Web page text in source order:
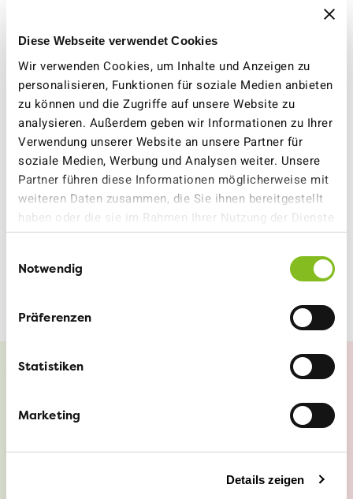
Diese Webseite verwendet Cookies
Wir verwenden Cookies, um Inhalte und Anzeigen zu
personalisieren, Funktionen für soziale Medien anbieten
zu können und die Zugriffe auf unsere Website zu
analysieren. Außerdem geben wir Informationen zu Ihrer
Verwendung unserer Website an unsere Partner für
soziale Medien, Werbung und Analysen weiter. Unsere
Partner führen diese Informationen möglicherweise mit
weiteren Daten zusammen, die Sie ihnen bereitgestellt
haben oder die sie im Rahmen Ihrer Nutzung der Dienste
gesammelt haben.
Notwendig
Präferenzen
Statistiken
Marketing
Details zeigen
Verhinderung eines Parkhauses Musegg, langfristig und
personen-unabhängig sicherstellen», sagt Hansjörg
Kaufmann, Co-Präsident des Vereins gegen das
Parkhaus Musegg. Der Verein hat sich an der
Generalversammlung vom April 2024 formell aufgelöst,
vor wenigen Tagen konnte die Vereinbarung mit dem
VCS Luzern unterzeichnet werden. Der VCS freut sich
über die Schenkung des Vereins, zumal die Ziele des
Vereins deckungsgleich sind mit jenen des VCS: «Der
VCS Luzern engagiert sich für eine lebenswerte Stadt»,
gehört die Reduktion des Autoverkehrs – ein neues
Parkhaus in der Innenstadt stünde diesen Zielen im
Musegg